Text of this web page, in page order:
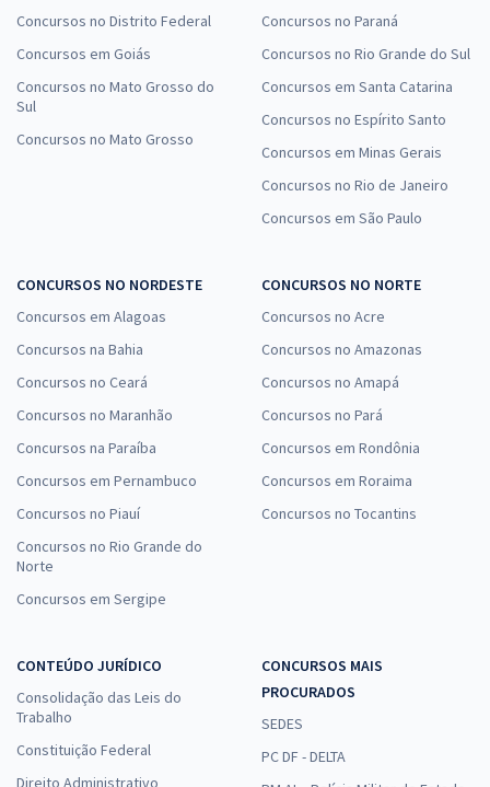
Concursos no Distrito Federal
Concursos em Goiás
Concursos no Mato Grosso do
Sul
Concursos no Mato Grosso
Concursos no Paraná
Concursos no Rio Grande do Sul
Concursos em Santa Catarina
Concursos no Espírito Santo
Concursos em Minas Gerais
Concursos no Rio de Janeiro
Concursos em São Paulo
CONCURSOS NO NORDESTE
Concursos em Alagoas
Concursos na Bahia
Concursos no Ceará
Concursos no Maranhão
Concursos na Paraíba
Concursos em Pernambuco
Concursos no Piauí
Concursos no Rio Grande do
Norte
Concursos em Sergipe
CONCURSOS NO NORTE
Concursos no Acre
Concursos no Amazonas
Concursos no Amapá
Concursos no Pará
Concursos em Rondônia
Concursos em Roraima
Concursos no Tocantins
CONTEÚDO JURÍDICO
Consolidação das Leis do
Trabalho
Constituição Federal
Direito Administrativo
CONCURSOS MAIS
PROCURADOS
SEDES
PC DF - DELTA